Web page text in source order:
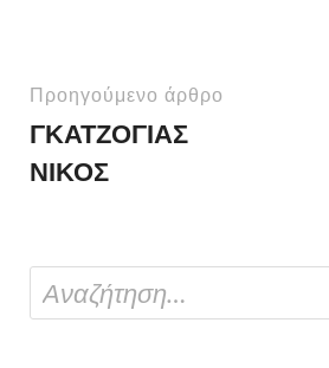
Προηγούμενο άρθρο
ΓΚΑΤΖΟΓΙΑΣ
ΝΙΚΟΣ